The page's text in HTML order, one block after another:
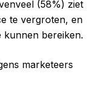
(58%) ziet
te vergroten, en
kunnen bereiken.
marketeers